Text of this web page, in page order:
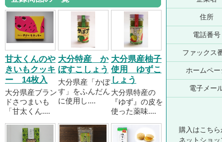
甘太くんのや
きいもクッキ
ー 14枚入
大分県産ブラン
ドさつまいも
「甘太くん....
大分特産 か
ぼすこしょう
大分県産「かぼ
す」をふんだん
に使用し....
大分県産柚子
使用 ゆずこ
しょう
大分県特産の
『ゆず』の皮を
使った薬味....
住所
電話番号
ファックス
ホームペー
電子メー
購入はこちら
ネットショッ